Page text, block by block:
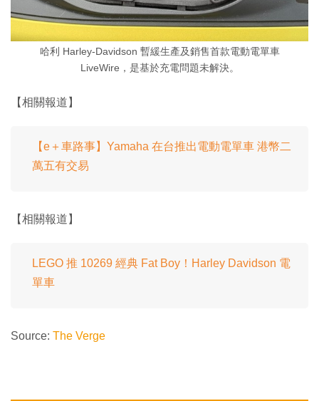
哈利 Harley-Davidson 暫緩生產及銷售首款電動電單車
LiveWire，是基於充電問題未解決。
【相關報道】
【e＋車路事】Yamaha 在台推出電動電單車 港幣二
萬五有交易
【相關報道】
LEGO 推 10269 經典 Fat Boy！Harley Davidson 電
單車
Source: The Verge